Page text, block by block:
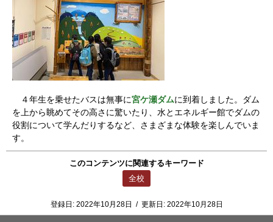
４年生を乗せたバスは無事に宮ケ瀬ダムに到着しました。ダム
を上から眺めてその高さに驚いたり、水とエネルギー館でダムの
役割について学んだりするなど、さまざまな体験を楽しんでいま
す。
このコンテンツに関連するキーワード
全校
登録日: 2022年10月28日 / 更新日: 2022年10月28日